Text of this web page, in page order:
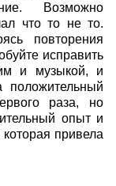
Возможно
что то не то.
повторения
исправить
и музыкой, и
положительный
раза, но
опыт и
привела